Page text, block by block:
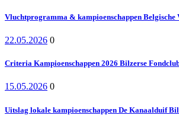
Vluchtprogramma & kampioenschappen Belgische
22.05.2026 0
Criteria Kampioenschappen 2026 Bilzerse
15.05.2026 0
Uitslag lokale kampioenschappen De Kanaalduif